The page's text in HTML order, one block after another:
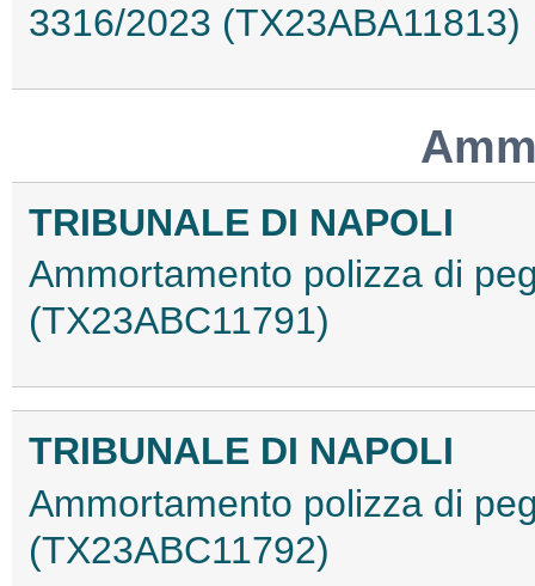
3316/2023 (TX23ABA11813)
TRIBUNALE DI NAPOLI
Ammortamento polizza di
(TX23ABC11791)
TRIBUNALE DI NAPOLI
Ammortamento polizza di
(TX23ABC11792)